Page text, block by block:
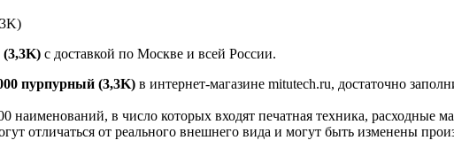
с доставкой по Москве и всей России.
пурпурный (3,3K) в интернет-магазине mitutech.ru, достаточно
наименований, в число которых входят печатная техника, расходные
отличаться от реального внешнего вида и могут быть изменены